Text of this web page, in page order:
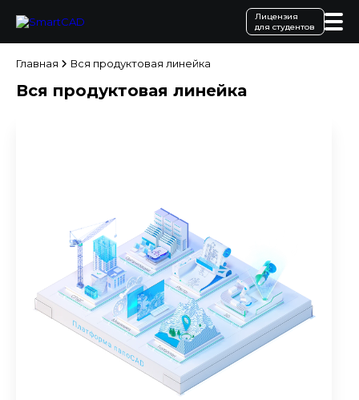
Лицензия
для студентов
Главная Вся продуктовая линейка
Вся продуктовая линейка